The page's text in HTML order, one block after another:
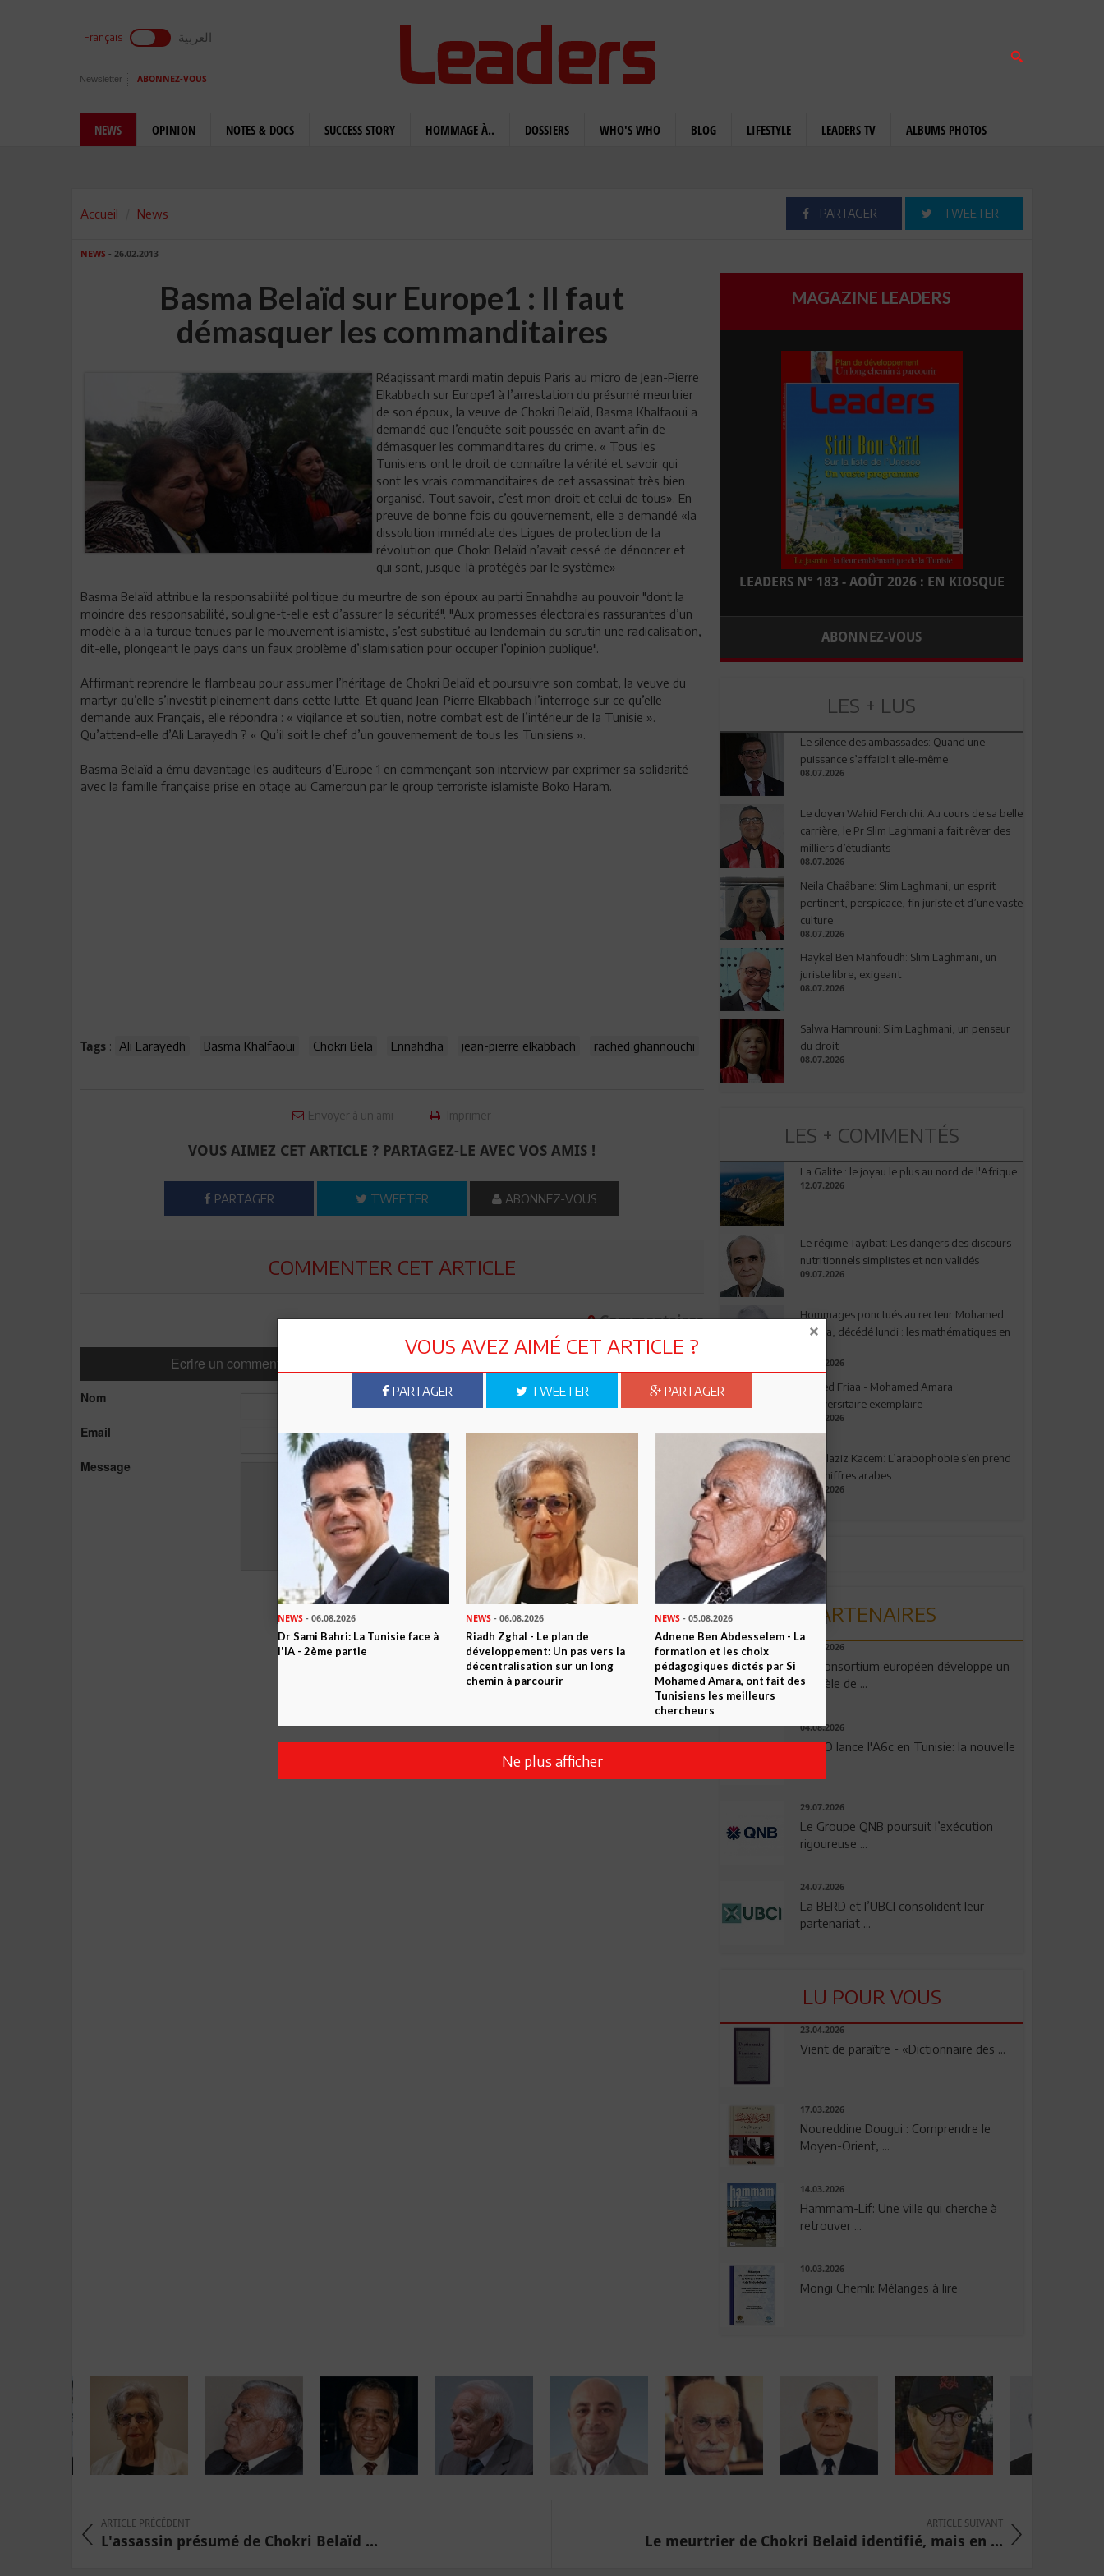
Français العربية
Newsletter ABONNEZ-VOUS
NEWS OPINION NOTES & DOCS SUCCESS STORY HOMMAGE À.. DOSSIERS WHO'S WHO BLOG LIFESTYLE LEADERS TV ALBUMS PHOTOS
Accueil News PARTAGER TWEETER
NEWS - 26.02.2013
Basma Belaïd sur Europe1 : Il faut
démasquer les commanditaires
Réagissant mardi matin depuis Paris au micro de Jean-Pierre
Elkabbach sur Europe1 à l’arrestation du présumé meurtrier
de son époux, la veuve de Chokri Belaïd, Basma Khalfaoui a
demandé que l’enquête soit poussée en avant afin de
démasquer les commanditaires du crime. « Tous les
Tunisiens ont le droit de connaître la vérité et savoir qui
sont les vrais commanditaires de cet assassinat très bien
organisé. Tout savoir, c’est mon droit et celui de tous». En
preuve de bonne fois du gouvernement, elle a demandé «la
dissolution immédiate des Ligues de protection de la
révolution que Chokri Belaïd n’avait cessé de dénoncer et
qui sont, jusque-là protégés par le système»
Basma Belaïd attribue la responsabilité politique du meurtre de son époux au parti Ennahdha au pouvoir "dont la
moindre des responsabilité, souligne-t-elle est d’assurer la sécurité". "Aux promesses électorales rassurantes d’un
modèle à a la turque tenues par le mouvement islamiste, s’est substitué au lendemain du scrutin une radicalisation,
dit-elle, plongeant le pays dans un faux problème d’islamisation pour occuper l’opinion publique".
Affirmant reprendre le flambeau pour assumer l’héritage de Chokri Belaïd et poursuivre son combat, la veuve du
martyr qu’elle s’investit pleinement dans cette lutte. Et quand Jean-Pierre Elkabbach l’interroge sur ce qu’elle
demande aux Français, elle répondra : « vigilance et soutien, notre combat est de l’intérieur de la Tunisie ».
Qu’attend-elle d’Ali Larayedh ? « Qu’il soit le chef d’un gouvernement de tous les Tunisiens ».
Basma Belaïd a ému davantage les auditeurs d’Europe 1 en commençant son interview par exprimer sa solidarité
avec la famille française prise en otage au Cameroun par le group terroriste islamiste Boko Haram.
Tags : Ali Larayedh Basma Khalfaoui Chokri Bela Ennahdha jean-pierre elkabbach rached ghannouchi
Envoyer à un ami Imprimer
VOUS AIMEZ CET ARTICLE ? PARTAGEZ-LE AVEC VOS AMIS !
PARTAGER TWEETER ABONNEZ-VOUS
COMMENTER CET ARTICLE
0Commentaires
Ecrire un commentaire
Nom
Email
Message
Envoyer
MAGAZINE LEADERS
LEADERS N° 183 - AOÛT 2026 : EN KIOSQUE
ABONNEZ-VOUS
LES + LUS
Le silence des ambassades: Quand une
puissance s’affaiblit elle-même
08.07.2026
Le doyen Wahid Ferchichi: Au cours de sa belle
carrière, le Pr Slim Laghmani a fait rêver des
milliers d’étudiants
08.07.2026
Neila Chaâbane: Slim Laghmani, un esprit
pertinent, perspicace, fin juriste et d’une vaste
culture
08.07.2026
Haykel Ben Mahfoudh: Slim Laghmani, un
juriste libre, exigeant
08.07.2026
Salwa Hamrouni: Slim Laghmani, un penseur
du droit
08.07.2026
LES + COMMENTÉS
La Galite : le joyau le plus au nord de l'Afrique
12.07.2026
Le régime Tayibat: Les dangers des discours
nutritionnels simplistes et non validés
09.07.2026
Hommages ponctués au recteur Mohamed
Amara, décédé lundi : les mathématiques en
03.08.2026
Ahmed Friaa - Mohamed Amara:
l’Universitaire exemplaire
04.08.2026
Abdelaziz Kacem: L’arabophobie s’en prend
aux chiffres arabes
09.07.2026
PARTENAIRES
06.08.2026
Un consortium européen développe un
modèle de ...
04.08.2026
OPPO lance l'A6c en Tunisie: la nouvelle
29.07.2026
Le Groupe QNB poursuit l’exécution
rigoureuse ...
24.07.2026
La BERD et l’UBCI consolident leur
partenariat ...
LU POUR VOUS
23.04.2026
Vient de paraître - «Dictionnaire des ...
17.03.2026
Noureddine Dougui : Comprendre le
Moyen-Orient, ...
14.03.2026
Hammam-Lif: Une ville qui cherche à
retrouver ...
10.03.2026
Mongi Chemli: Mélanges à lire
ARTICLE PRÉCÉDENT
L'assassin présumé de Chokri Belaïd ...
ARTICLE SUIVANT
Le meurtrier de Chokri Belaid identifié, mais en ...
VOUS AVEZ AIMÉ CET ARTICLE ?
PARTAGER TWEETER PARTAGER
NEWS - 06.08.2026
Dr Sami Bahri: La Tunisie face à
l'IA - 2ème partie
NEWS - 06.08.2026
Riadh Zghal - Le plan de
développement: Un pas vers la
décentralisation sur un long
chemin à parcourir
NEWS- 05.08.2026
Adnene Ben Abdesselem - La
formation et les choix
pédagogiques dictés par Si
Mohamed Amara, ont fait des
Tunisiens les meilleurs
chercheurs
Ne plus afficher